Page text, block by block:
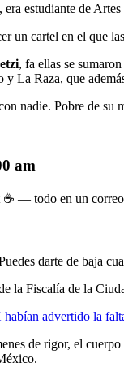
estudiante de
un cartel en el que
, fa ellas se
y La Raza, que
nadie. Pobre de
am
— todo en un
darte de baja
la Fiscalía de la
advertido la
de rigor, el cuerpo